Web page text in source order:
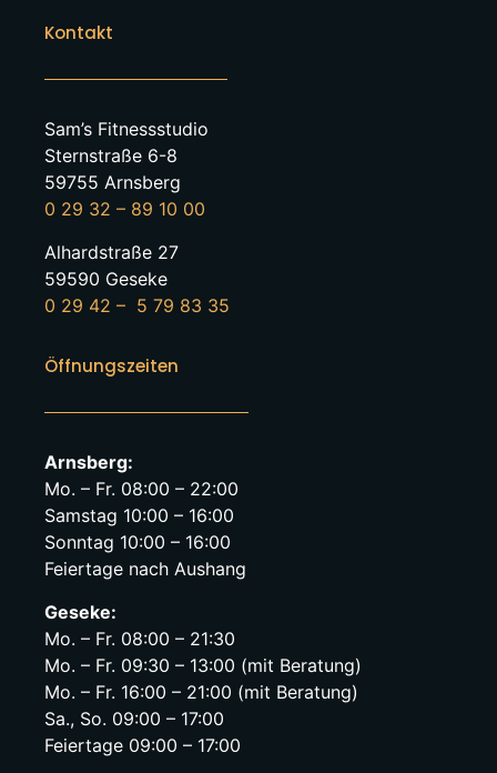
Kontakt
Sam’s Fitnessstudio
Sternstraße 6-8
59755 Arnsberg
0 29 32 – 89 10 00
Alhardstraße 27
59590 Geseke
0 29 42 – 5 79 83 35
Öffnungszeiten
Arnsberg:
Mo. – Fr. 08:00 – 22:00
Samstag 10:00 – 16:00
Sonntag 10:00 – 16:00
Feiertage nach Aushang
Geseke:
Mo. – Fr. 08:00 – 21:30
Mo. – Fr. 09:30 – 13:00 (mit Beratung)
Mo. – Fr. 16:00 – 21:00 (mit Beratung)
Sa., So. 09:00 – 17:00
Feiertage 09:00 – 17:00